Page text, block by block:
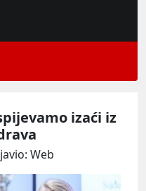
izaći iz
Web